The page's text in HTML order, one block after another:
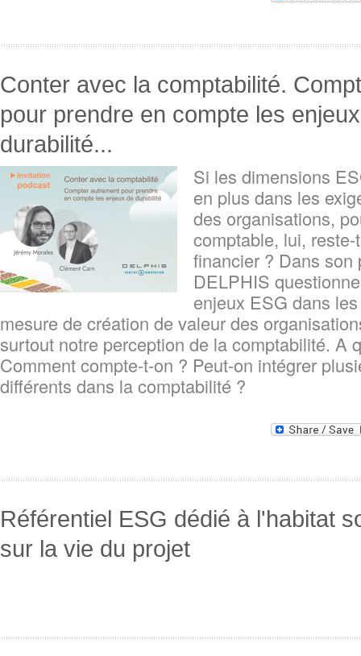
Conter avec la comptabilité.
pour prendre en compte les
durabilité...
Si les dimensions
en plus dans les
des organisations,
comptable, lui,
financier ? Dans son
DELPHIS
enjeux ESG dans
mesure de création de valeur des
surtout notre perception de la comptabilité. A
Comment compte-t-on ? Peut-on intégrer
différents dans la comptabilité ?
Référentiel ESG dédié à l'habitat
sur la vie du projet